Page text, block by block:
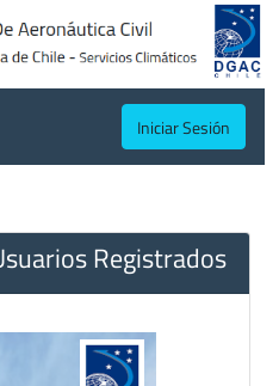
Iniciar Sesión
Registrados